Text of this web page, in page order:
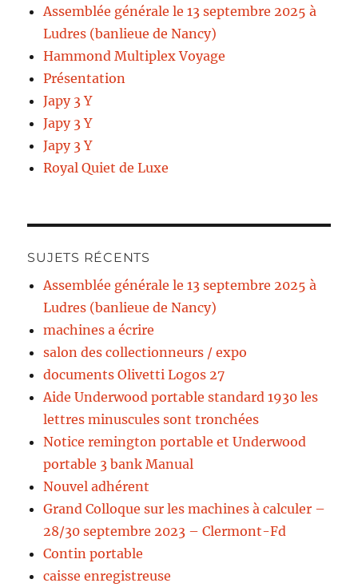
Assemblée générale le 13 septembre 2025 à
Ludres (banlieue de Nancy)
Hammond Multiplex Voyage
Présentation
Japy 3 Y
Japy 3 Y
Japy 3 Y
Royal Quiet de Luxe
SUJETS RÉCENTS
Assemblée générale le 13 septembre 2025 à
Ludres (banlieue de Nancy)
machines a écrire
salon des collectionneurs / expo
documents Olivetti Logos 27
Aide Underwood portable standard 1930 les
lettres minuscules sont tronchées
Notice remington portable et Underwood
portable 3 bank Manual
Nouvel adhérent
Grand Colloque sur les machines à calculer –
28/30 septembre 2023 – Clermont-Fd
Contin portable
caisse enregistreuse